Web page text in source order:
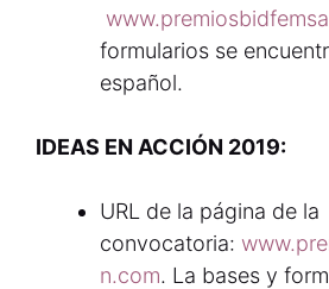
formularios se
español.
IDEAS EN ACCIÓN 2019:
URL de la página de la
convocatoria:
n.com. La bases y